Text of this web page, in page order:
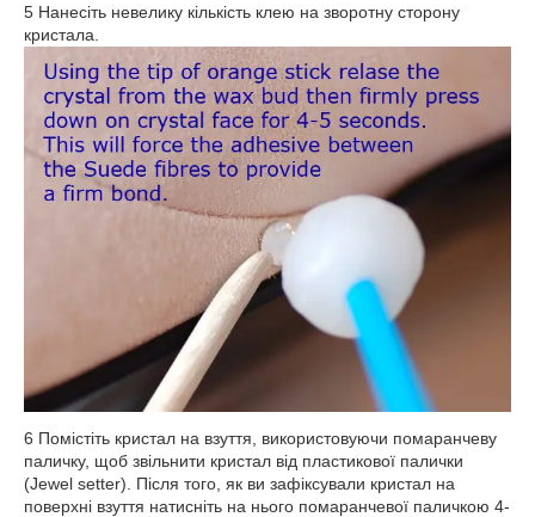
5 Нанесіть невелику кількість клею на зворотну сторону
кристала.
6 Помістіть кристал на взуття, використовуючи помаранчеву
паличку, щоб звільнити кристал від пластикової палички
(Jewel setter). Після того, як ви зафіксували кристал на
поверхні взуття натисніть на нього помаранчевої паличкою 4-